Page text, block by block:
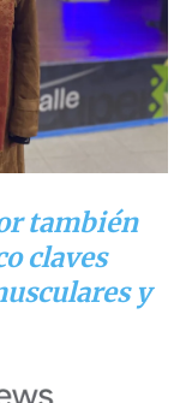
también
claves
y